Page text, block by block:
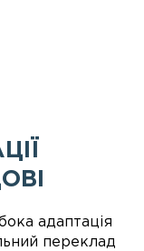
адаптація
переклад